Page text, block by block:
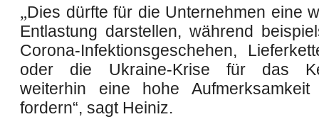
„Dies dürfte für die Unternehmen eine
Entlastung darstellen, während
Corona-Infektionsgeschehen,
oder die Ukraine-Krise für das
weiterhin eine hohe
fordern“, sagt Heiniz.